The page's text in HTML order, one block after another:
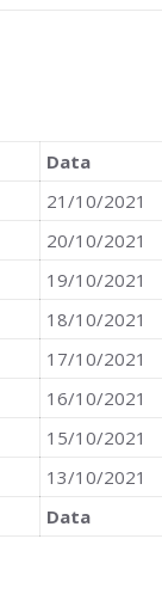
Data
21/10/2021
20/10/2021
19/10/2021
18/10/2021
17/10/2021
16/10/2021
15/10/2021
13/10/2021
Data